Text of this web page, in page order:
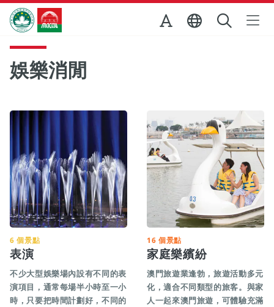
跳至主内容
澳門特別行政區政府旅遊局
娛樂消閒
6 個景點
表演
不少大型娛樂場內設有不同的表
演項目，通常每場半小時至一小
時，只要把時間計劃好，不同的
16 個景點
家庭樂繽紛
澳門旅遊業逢勃，旅遊活動多元
化，適合不同類型的旅客。與家
人一起來澳門旅遊，可體驗充滿